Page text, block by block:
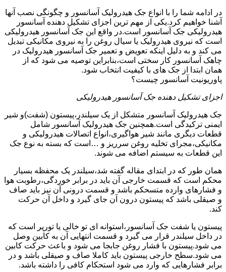
در ادامه شما را با انواع جک هیدرولیک آسانسور و چگونگی نصب آنها
آشنا خواهیم کرد.یکی از مهم ترین اجزای تشکیل دهنده آسانسور
هیدرولیکی جک آسانسور است.در واقع این جک آسانسور هیدرولیکی
است که نیروی هیدرولیک یا سیال روغن را به نیروی مکانیکی تبدیل
می کند و به دلیل اینکه تعویض و تعمیر جک آسانسور هیدرولیک در
چاهک آسانسور کار سختی است،بنابراین توصیه می شود که از
همان ابتدا از جک های با کیفیت انتخاب شود.
پاوریونیت آسانسور چیست؟
اجزای تشکیل دهنده جک آسانسور هیدرولیکی
جک هیدرولیک آسانسور متشکل از یک سیلندر،پیستون (شفت)و شیر
ایمنی ترکیدگی است.همچنین جک هیدرولیک آسانسور شامل
قطعات دیگری مانند شیر هواگیری،انواع اتصالات هیدرولیکی و
مکانیکی،مجرای تخلیه روغن سرریز و …است که بسته به نوع جک
این قطعات به سیستم اضافه می شوند.
همان طور که در ابتدای مقاله گفته شد،سیلندر یک محفظه بسیار
محکم است که قسمت خارجی آن باید در برابر خوردگی،رطوبت هوا
و فشارهای وارده متسحکم باشد و قسمت درونی آن نیز باید صاف
و صیقلی باشد که پیستون درون آن جای گیرد و داخل آن حرکت
کند.
پیستون یا شفت جک آسانسور،استوانه ای تو خالی یا تورپر است که
در داخل سیلندر قرار می گیرد و قسمت انتهایی آن به کابین وصل
می شود.پیستون با فشار روغن جابجا می شود و باعث حرکت کابین
می شود.سطح خارجی پیستون باید کاملا صاف و صیقلی باشد و در
برابر فشارهایی که وارد می شود استحکام کافی را داشته باشد.